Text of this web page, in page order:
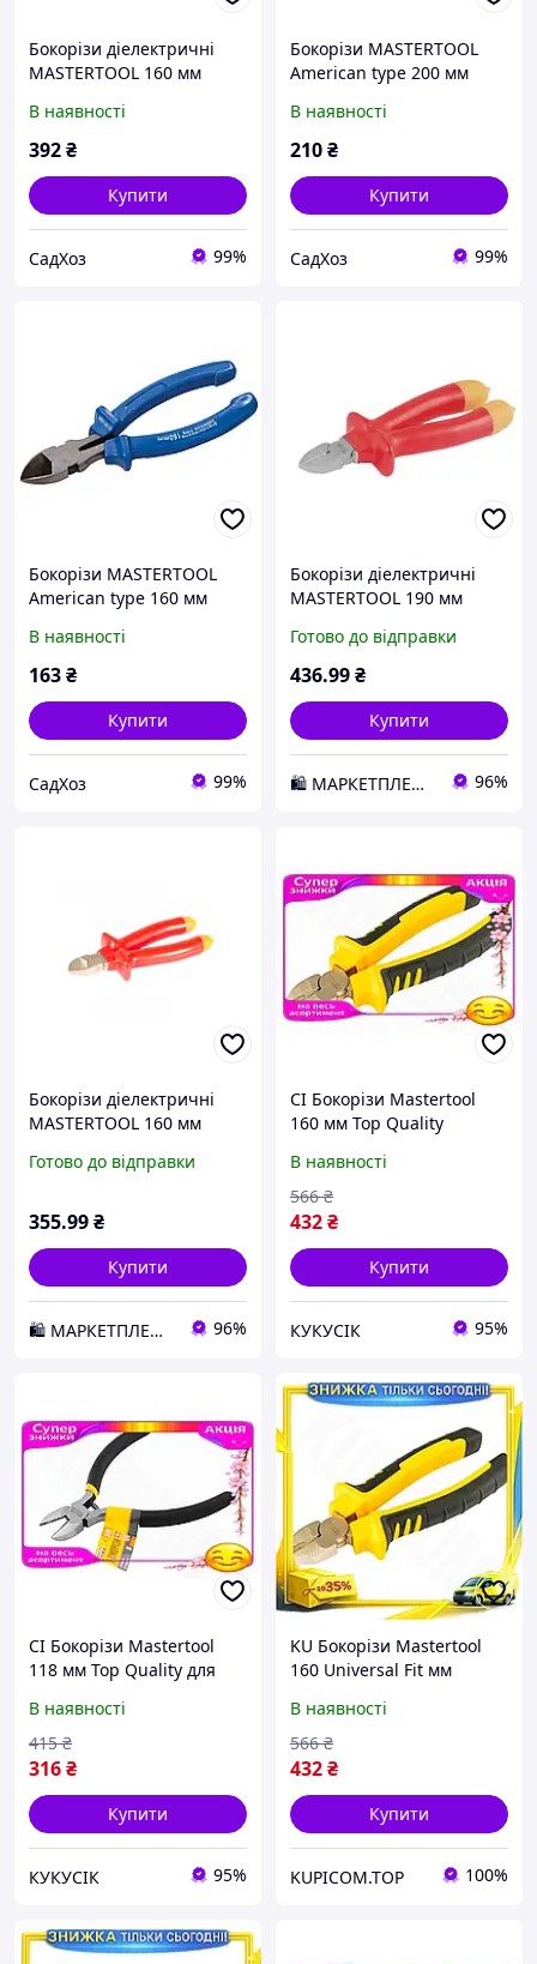
Бокорізи діелектричні
MASTERTOOL 160 мм
1160
В наявності
392₴
Купити
СадХоз 99%
Бокорізи MASTERTOOL
American type 200 мм
В наявності
210₴
Купити
СадХоз 99%
Бокорізи MASTERTOOL
American type 160 мм
В наявності
163₴
Купити
СадХоз 99%
Бокорізи діелектричні
MASTERTOOL 190 мм
HRC 50~55 27-1190 D3-
2026
Готово до відправки
436.99₴
Купити
🛍️ МАРКЕТПЛЕЙС DMD 96%
Бокорізи діелектричні
MASTERTOOL 160 мм
HRC 50~55 27-1160 D3-
Готово до відправки
355.99₴
Купити
🛍️ МАРКЕТПЛЕЙС DMD 96%
CI Бокорізи Mastertool
160 мм Top Quality
дроту та пластику
посилені з ергономічною
CI2-888
В наявності
432₴
566 ₴
Купити
КУКУСІК 95%
CI Бокорізи Mastertool
118 мм Top Quality для
термопластичними
ручками та загострени
CI2-888
В наявності
316₴
415 ₴
Купити
КУКУСІК 95%
KU Бокорізи Mastertool
160 Universal Fit мм
дроту та пластику
посилені з ергономічн
Uni2L_K
В наявності
432₴
566 ₴
Купити
KUPICOM.TOP 100%